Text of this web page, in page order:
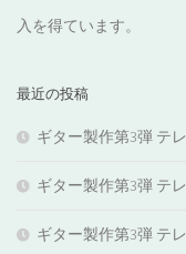
入を得ています。
最近の投稿
ギター製作第3弾 テ
ギター製作第3弾 テ
ギター製作第3弾 テ